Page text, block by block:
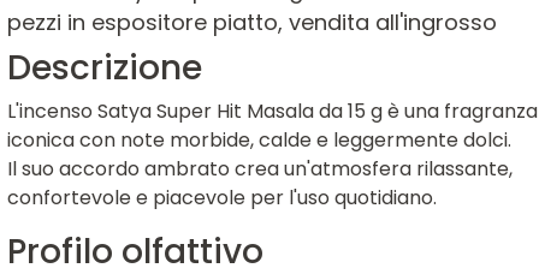
pezzi in espositore piatto, vendita all'ingrosso
Descrizione
L'incenso Satya Super Hit Masala da 15 g è una fragranza
iconica con note morbide, calde e leggermente dolci.
Il suo accordo ambrato crea un'atmosfera rilassante,
confortevole e piacevole per l'uso quotidiano.
Profilo olfattivo